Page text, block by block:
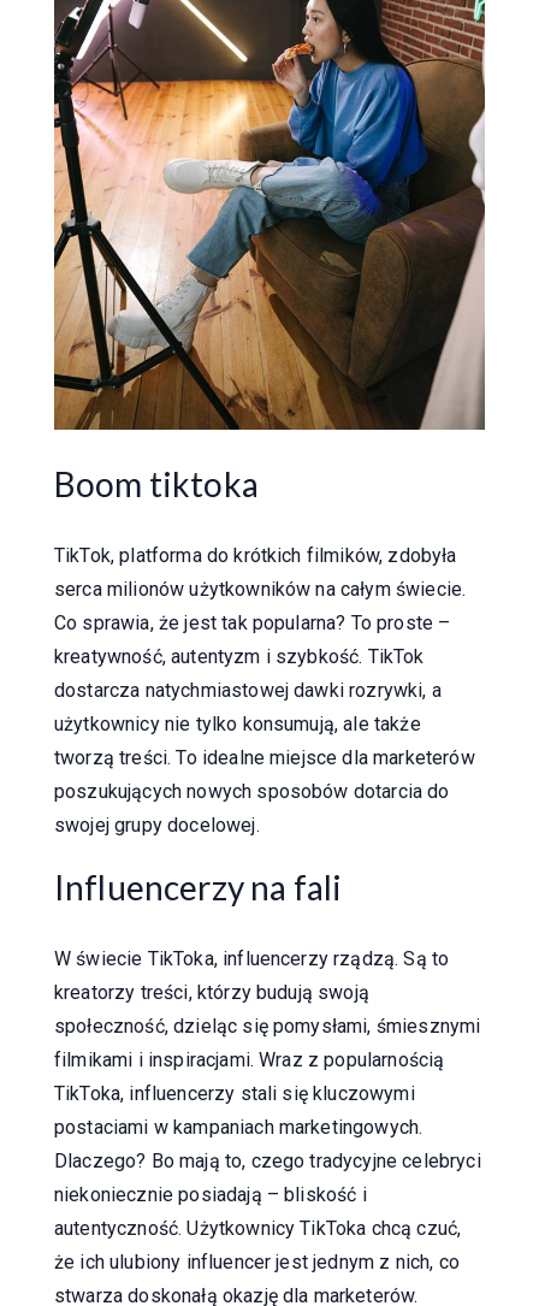
Boom tiktoka
TikTok, platforma do krótkich filmików, zdobyła
serca milionów użytkowników na całym świecie.
Co sprawia, że jest tak popularna? To proste –
kreatywność, autentyzm i szybkość. TikTok
dostarcza natychmiastowej dawki rozrywki, a
użytkownicy nie tylko konsumują, ale także
tworzą treści. To idealne miejsce dla marketerów
poszukujących nowych sposobów dotarcia do
swojej grupy docelowej.
Influencerzy na fali
W świecie TikToka, influencerzy rządzą. Są to
kreatorzy treści, którzy budują swoją
społeczność, dzieląc się pomysłami, śmiesznymi
filmikami i inspiracjami. Wraz z popularnością
TikToka, influencerzy stali się kluczowymi
postaciami w kampaniach marketingowych.
Dlaczego? Bo mają to, czego tradycyjne celebryci
niekoniecznie posiadają – bliskość i
autentyczność. Użytkownicy TikToka chcą czuć,
że ich ulubiony influencer jest jednym z nich, co
stwarza doskonałą okazję dla marketerów.